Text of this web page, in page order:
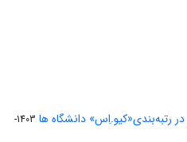
رتبه‌بندی«کیو.اِس» دانشگاه ها
1403-